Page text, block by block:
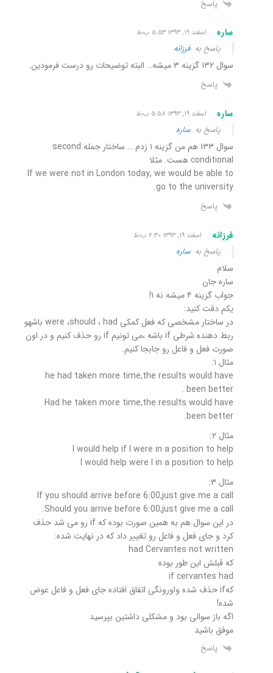
پاسخ
ساره اسفند ۱۹, ۱۳۹۳ ۵:۵۳ ب٫ظ
پاسخ بهفرزانه
سوال ۱۳۲ گزینه ۳ میشه… البته توضیحات رو درست فرمودین.
پاسخ
ساره اسفند ۱۹, ۱۳۹۳ ۵:۵۸ ب٫ظ
پاسخ بهساره
سوال ۱۳۳ هم من گزینه ۱ زدم … ساختار جمله second
conditional هست. مثلا
If we were not in London today, we would be able to
go to the university.
پاسخ
فرزانه اسفند ۱۹, ۱۳۹۳ ۶:۳۰ ب٫ظ
پاسخ بهساره
سلام
ساره جان
جواب گزینه ۴ میشه نه ۱!
یکم دقت کنید:
در ساختار مشخصی که فعل کمکی were ،should ، had باشهو
ربط دهنده شرطی if باشه ،می تونیم if رو حذف کنیم و در اون
صورت فعل و فاعل رو جابجا کنیم.
مثال ۱:
he had taken more time,the results would have
been better .
Had he taken more time,the results would have
been better.
مثال ۲:
I would help if I were in a position to help
I would help were I in a position to help
مثال ۳:
If you should arrive before 6:00,just give me a call
Should you arrive before 6:00,just give me a call.
در این سوال هم به همین صورت بوده که if رو می شد حذف
کرد و جای فعل و فاعل رو تغییر داد که در نهایت شده:
had Cervantes not written
که قبلش این طور بوده
if cervantes had
کهif حذف شده واورونگی اتفاق افتاده جای فعل و فاعل عوض
شده!
اگه باز سوالی بود و مشکلی داشتین بپرسید
موفق باشید
پاسخ